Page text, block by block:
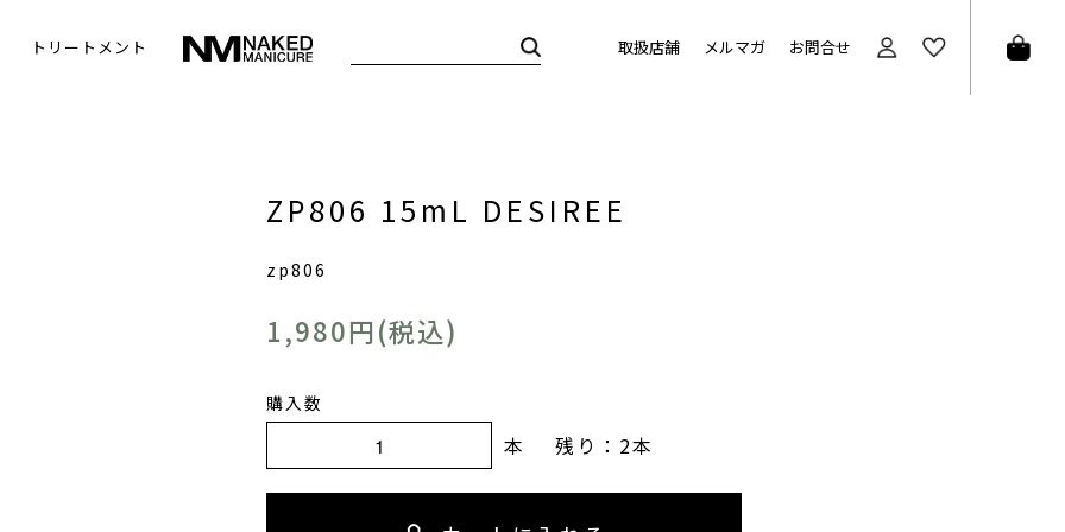
トリートメント 取扱店舗 メルマガ お問合せ
ZP806 15mL DESIREE
zp806
1,980円(税込)
購入数
本 残り：2本